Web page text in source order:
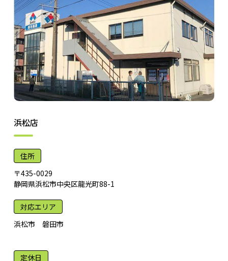
浜松店
住所
〒435-0029
静岡県浜松市中央区龍光町88-1
対応エリア
浜松市 磐田市
定休日